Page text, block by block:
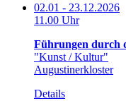
02.01 - 23.12.2026
11.00 Uhr
Führungen durch
"Kunst / Kultur"
Augustinerkloster
Details